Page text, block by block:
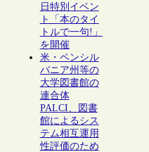
日特別イベン
ト「本のタイ
トルで一句!」
を開催
米・ペンシル
バニア州等の
大学図書館の
連合体
PALCI、図書
館によるシス
テム相互運用
性評価のため